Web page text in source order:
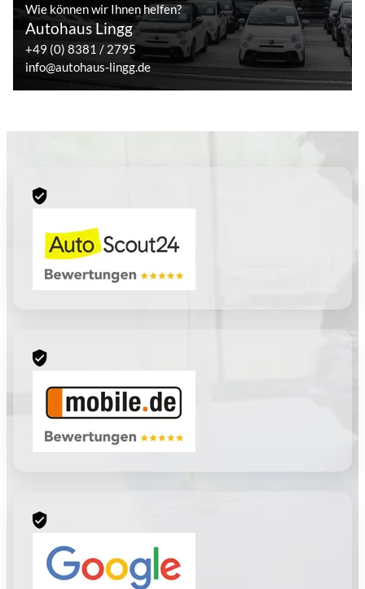
Wie können wir Ihnen helfen?
Autohaus Lingg
+49 (0) 8381 / 2795
info@autohaus-lingg.de